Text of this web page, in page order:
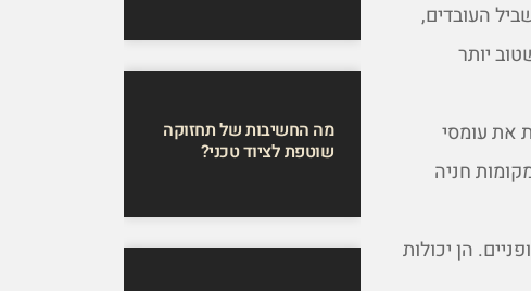
העובדים,
יותר
את עומסי
חניה
הן יכולות
מה החשיבות של תחזוקה
שוטפת לציוד טכני?